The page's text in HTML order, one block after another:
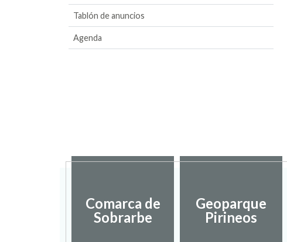
Tablón de anuncios
Agenda
Comarca de
Sobrarbe
Geoparque
Pirineos